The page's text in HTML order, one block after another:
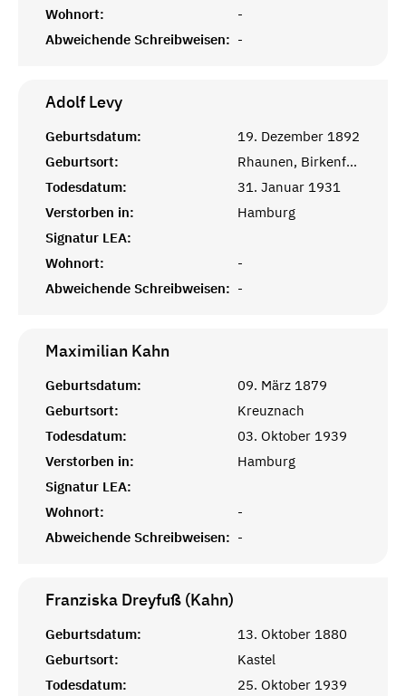
Wohnort:
-
Abweichende Schreibweisen: -
Adolf Levy
Geburtsdatum:
19. Dezember 1892
Geburtsort:
Rhaunen, Birkenfeld
Todesdatum:
31. Januar 1931
Verstorben in:
Hamburg
Signatur LEA:
Wohnort:
-
Abweichende Schreibweisen: -
Maximilian Kahn
Geburtsdatum:
09. März 1879
Geburtsort:
Kreuznach
Todesdatum:
03. Oktober 1939
Verstorben in:
Hamburg
Signatur LEA:
Wohnort:
-
Abweichende Schreibweisen: -
Franziska Dreyfuß (Kahn)
Geburtsdatum:
13. Oktober 1880
Geburtsort:
Kastel
Todesdatum:
25. Oktober 1939